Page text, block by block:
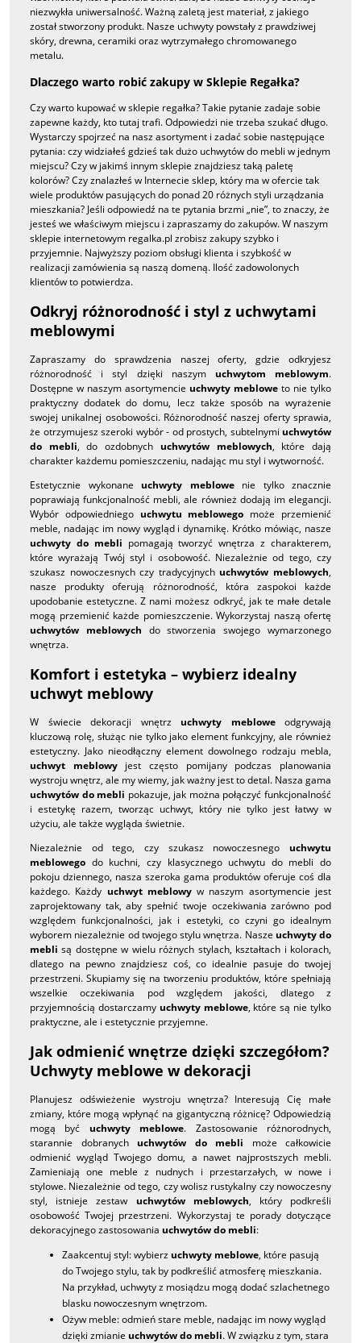
niezwykła uniwersalność. Ważną zaletą jest materiał, z jakiego
został stworzony produkt. Nasze uchwyty powstały z prawdziwej
skóry, drewna, ceramiki oraz wytrzymałego chromowanego
metalu.
Dlaczego warto robić zakupy w Sklepie Regałka?
Czy warto kupować w sklepie regałka? Takie pytanie zadaje sobie
zapewne każdy, kto tutaj trafi. Odpowiedzi nie trzeba szukać długo.
Wystarczy spojrzeć na nasz asortyment i zadać sobie następujące
pytania: czy widziałeś gdzieś tak dużo uchwytów do mebli w jednym
miejscu? Czy w jakimś innym sklepie znajdziesz taką paletę
kolorów? Czy znalazłeś w Internecie sklep, który ma w ofercie tak
wiele produktów pasujących do ponad 20 różnych styli urządzania
mieszkania? Jeśli odpowiedź na te pytania brzmi „nie”, to znaczy, że
jesteś we właściwym miejscu i zapraszamy do zakupów. W naszym
sklepie internetowym regalka.pl zrobisz zakupy szybko i
przyjemnie. Najwyższy poziom obsługi klienta i szybkość w
realizacji zamówienia są naszą domeną. Ilość zadowolonych
klientów to potwierdza.
Odkryj różnorodność i styl z uchwytami
meblowymi
Zapraszamy do sprawdzenia naszej oferty, gdzie odkryjesz
różnorodność i styl dzięki naszym uchwytom meblowym.
Dostępne w naszym asortymencie uchwyty meblowe to nie tylko
praktyczny dodatek do domu, lecz także sposób na wyrażenie
swojej unikalnej osobowości. Różnorodność naszej oferty sprawia,
że otrzymujesz szeroki wybór - od prostych, subtelnymi uchwytów
do mebli, do ozdobnych uchwytów meblowych, które dają
charakter każdemu pomieszczeniu, nadając mu styl i wytworność.
Estetycznie wykonane uchwyty meblowenie tylko znacznie
poprawiają funkcjonalność mebli, ale również dodają im elegancji.
Wybór odpowiedniego uchwytu meblowego może przemienić
meble, nadając im nowy wygląd i dynamikę. Krótko mówiąc, nasze
uchwyty do mebli pomagają tworzyć wnętrza z charakterem,
które wyrażają Twój styl i osobowość. Niezależnie od tego, czy
szukasz nowoczesnych czy tradycyjnych uchwytów meblowych,
nasze produkty oferują różnorodność, która zaspokoi każde
upodobanie estetyczne. Z nami możesz odkryć, jak te małe detale
mogą przemienić każde pomieszczenie. Wykorzystaj naszą ofertę
uchwytów meblowych do stworzenia swojego wymarzonego
wnętrza.
Komfort i estetyka – wybierz idealny
uchwyt meblowy
W świecie dekoracji wnętrz uchwyty mebloweodgrywają
kluczową rolę, służąc nie tylko jako element funkcyjny, ale również
estetyczny. Jako nieodłączny element dowolnego rodzaju mebla,
uchwyt meblowyjest często pomijany podczas planowania
wystroju wnętrz, ale my wiemy, jak ważny jest to detal. Nasza gama
uchwytów do mebli pokazuje, jak można połączyć funkcjonalność
i estetykę razem, tworząc uchwyt, który nie tylko jest łatwy w
użyciu, ale także wygląda świetnie.
Niezależnie od tego, czy szukasz nowoczesnego uchwytu
meblowego do kuchni, czy klasycznego uchwytu do mebli do
pokoju dziennego, nasza szeroka gama produktów oferuje coś dla
każdego. Każdy uchwyt meblowyw naszym asortymencie jest
zaprojektowany tak, aby spełnić twoje oczekiwania zarówno pod
względem funkcjonalności, jak i estetyki, co czyni go idealnym
wyborem niezależnie od twojego stylu wnętrza. Nasze uchwyty do
mebli są dostępne w wielu różnych stylach, kształtach i kolorach,
dlatego na pewno znajdziesz coś, co idealnie pasuje do twojej
przestrzeni. Skupiamy się na tworzeniu produktów, które spełniają
wszelkie oczekiwania pod względem jakości, dlatego z
przyjemnością dostarczamy uchwyty meblowe, które są nie tylko
praktyczne, ale i estetycznie przyjemne.
Jak odmienić wnętrze dzięki szczegółom?
Uchwyty meblowe w dekoracji
Planujesz odświeżenie wystroju wnętrza? Interesują Cię małe
zmiany, które mogą wpłynąć na gigantyczną różnicę? Odpowiedzią
mogą być uchwyty meblowe. Zastosowanie różnorodnych,
starannie dobranych uchwytów do mebli może całkowicie
odmienić wygląd Twojego domu, a nawet najprostszych mebli.
Zamieniają one meble z nudnych i przestarzałych, w nowe i
stylowe. Niezależnie od tego, czy wolisz rustykalny czy nowoczesny
styl, istnieje zestaw uchwytów meblowych, który podkreśli
osobowość Twojej przestrzeni. Wykorzystaj te porady dotyczące
dekoracyjnego zastosowania uchwytów do mebli:
Zaakcentuj styl: wybierz uchwyty meblowe, które pasują
do Twojego stylu, tak by podkreślić atmosferę mieszkania.
Na przykład, uchwyty z mosiądzu mogą dodać szlachetnego
blasku nowoczesnym wnętrzom.
Ożyw meble: odmień stare meble, nadając im nowy wygląd
dzięki zmianie uchwytów do mebli. W związku z tym, stara